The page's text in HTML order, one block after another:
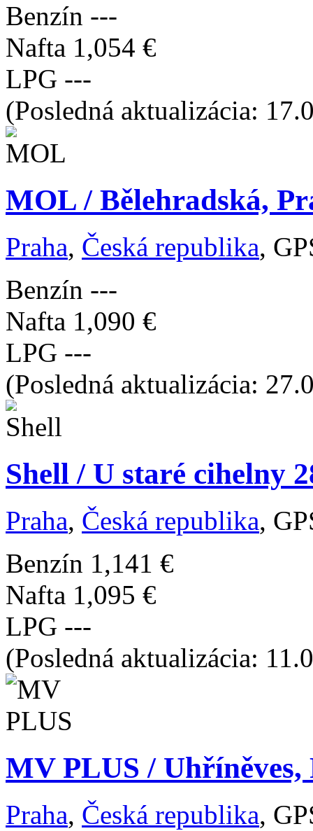
Benzín ---
Nafta 1,054 €
LPG ---
(Posledná aktualizácia:
MOL / Bělehradská,
Praha, Česká republika,
Benzín ---
Nafta 1,090 €
LPG ---
(Posledná aktualizácia:
Shell / U staré cihelny
Praha, Česká republika,
Benzín 1,141 €
Nafta 1,095 €
LPG ---
(Posledná aktualizácia:
MV PLUS / Uhříněves,
Praha, Česká republika,